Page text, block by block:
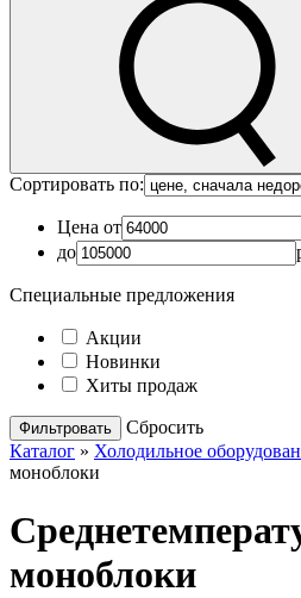
Сортировать по:
Цена от
до
Специальные предложения
Акции
Новинки
Хиты продаж
Cбросить
Каталог » Холодильное
моноблоки
моноблоки